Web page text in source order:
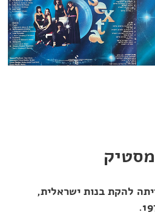
להקת בנות ישראלית,